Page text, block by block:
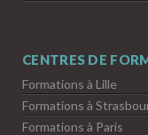
CENTRES DE
Formations à Lille
Formations à
Formations à Paris